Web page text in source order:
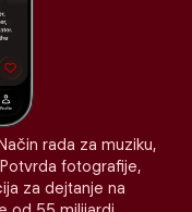
rada za muziku,
fotografije,
za dejtanje na